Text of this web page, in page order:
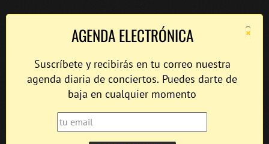
×
AGENDA ELECTRÓNICA
Suscríbete y recibirás en tu correo nuestra
agenda diaria de conciertos. Puedes darte de
baja en cualquier momento